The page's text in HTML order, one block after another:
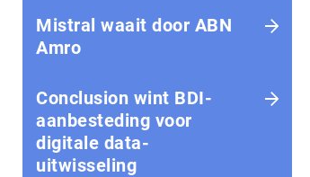
Mistral waait door ABN
Amro
Conclusion wint BDI-
aanbesteding voor
digitale data-
uitwisseling